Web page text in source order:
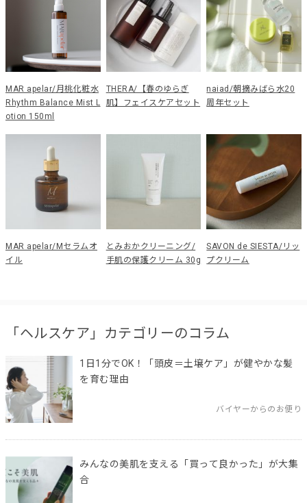
MAR apelar/月桃化粧水
Rhythm Balance Mist L
otion 150ml
THERA/【春のゆらぎ
肌】フェイスケアセット
naiad/朝摘みばら水20
周年セット
MAR apelar/Mセラムオ
イル
とみおかクリーニング/
手肌の保護クリーム 30g
SAVON de SIESTA/リッ
プクリーム
「ヘルスケア」カテゴリーのコラム
1日1分でOK！「頭皮＝土壌ケア」が健やかな髪
を育む理由
バイヤーからのお便り
みんなの美肌を支える「買って良かった」が大集
合